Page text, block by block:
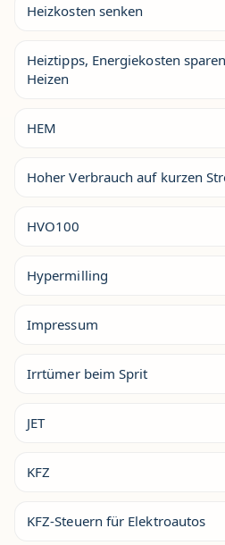
Heizkosten senken
Heiztipps, Energiekosten
Heizen
HEM
Hoher Verbrauch auf kurzen
HVO100
Hypermilling
Impressum
Irrtümer beim Sprit
JET
KFZ
KFZ-Steuern für Elektroautos